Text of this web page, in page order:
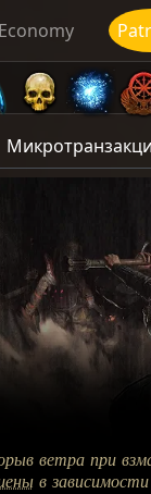
Economy
ветра при
в